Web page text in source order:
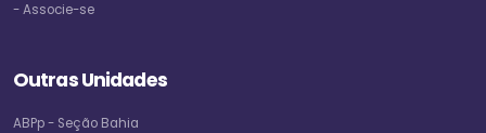
- Associe-se
Outras Unidades
ABPp - Seção Bahia